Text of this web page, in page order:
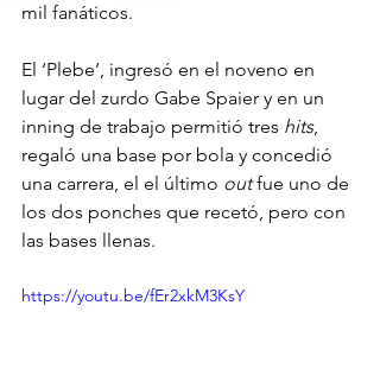
mil fanáticos.
El ‘Plebe’, ingresó en el noveno en
lugar del zurdo Gabe Spaier y en un
inning de trabajo permitió tres hits,
regaló una base por bola y concedió
una carrera, el el último out fue uno de
los dos ponches que recetó, pero con
las bases llenas.
https://youtu.be/fEr2xkM3KsY